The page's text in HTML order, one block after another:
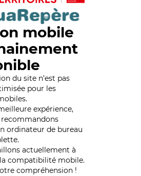
mobile
du site n’est pas
pour les
expérience,
recommandons
ordinateur de bureau
actuellement à
compatibilité mobile.
compréhension !